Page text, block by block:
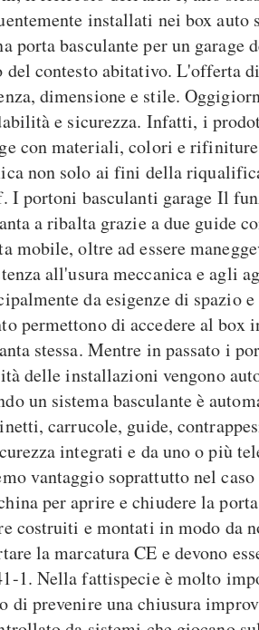
installati nei box auto
porta basculante per un garage
del contesto abitativo. L'offerta
dimensione e stile.
e sicurezza. Infatti, i
con materiali, colori e
non solo ai fini della
I portoni basculanti garage Il
a ribalta grazie a due guide
mobile, oltre ad essere
all'usura meccanica e agli
da esigenze di spazio
permettono di accedere al
stessa. Mentre in passato i
delle installazioni vengono
un sistema basculante è
carrucole, guide,
integrati e da uno o più
vantaggio soprattutto nel
per aprire e chiudere la
costruiti e montati in modo da
la marcatura CE e devono
1. Nella fattispecie è molto
di prevenire una chiusura